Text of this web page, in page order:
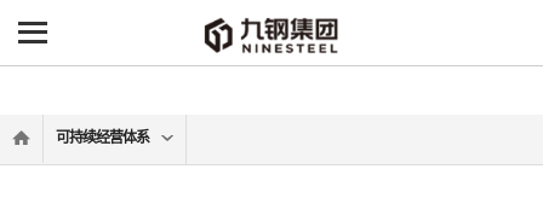
-->
可持续经营体系